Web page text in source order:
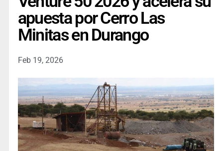
apuesta por Cerro Las
Minitas en Durango
Feb 19, 2026